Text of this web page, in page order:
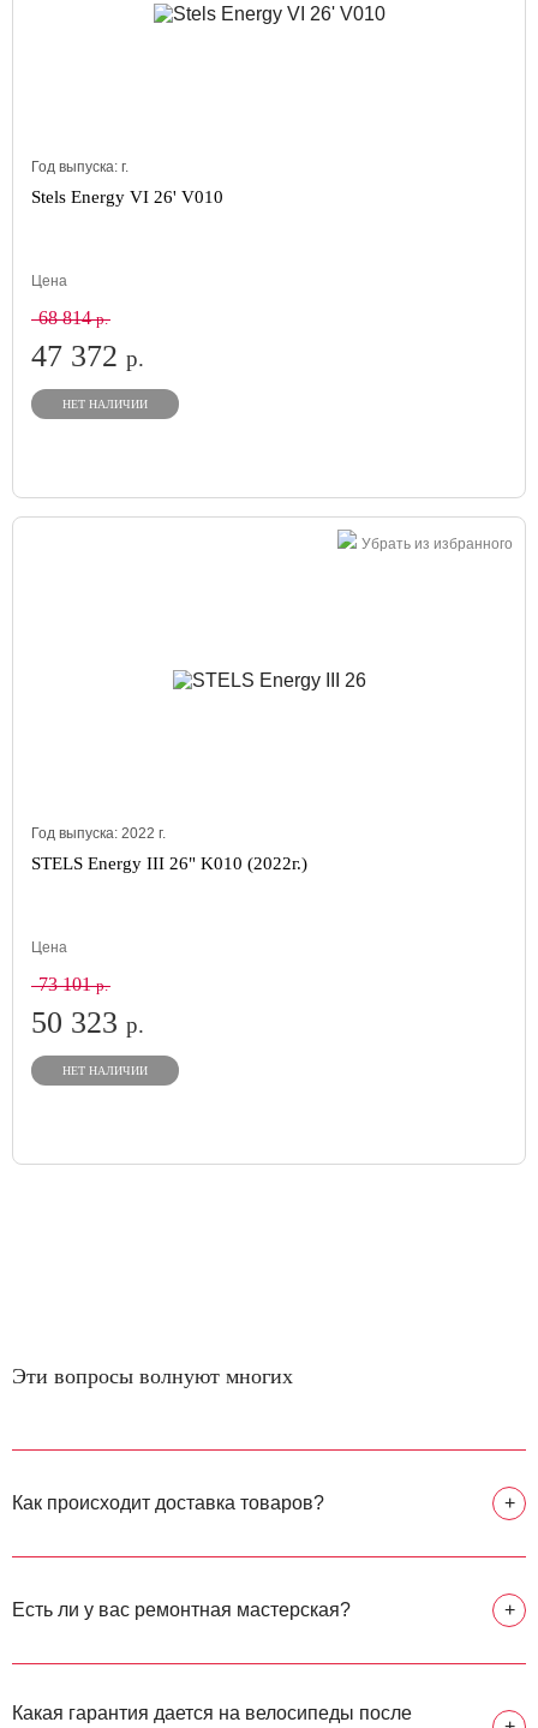
Год выпуска: г.
Stels Energy VI 26' V010
Цена
68 814р.
47 372 р.
НЕТ НАЛИЧИИ
Убрать из избранного
Год выпуска: 2022 г.
STELS Energy III 26" K010 (2022г.)
Цена
73 101р.
50 323 р.
НЕТ НАЛИЧИИ
Эти вопросы волнуют многих
Как происходит доставка товаров? +
Есть ли у вас ремонтная мастерская? +
Какая гарантия дается на велосипеды после